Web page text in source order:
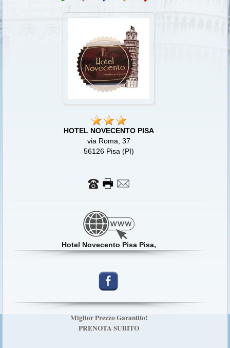
HOTEL NOVECENTO PISA